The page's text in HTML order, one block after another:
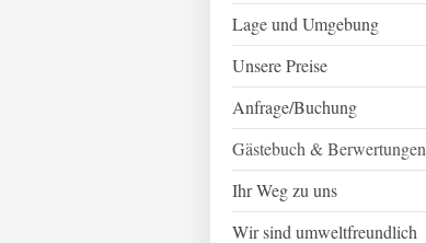
Lage und Umgebung
Unsere Preise
Anfrage/Buchung
Gästebuch & Berwertungen
Ihr Weg zu uns
Wir sind umweltfreundlich